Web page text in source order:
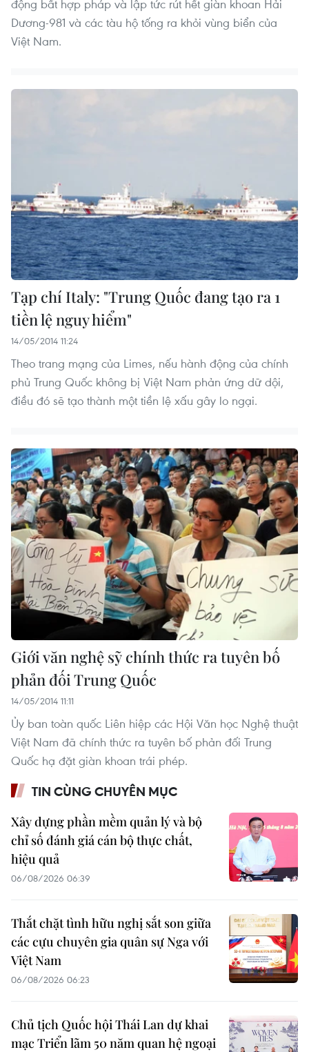
động bất hợp pháp và lập tức rút hết giàn khoan Hải
Dương-981 và các tàu hộ tống ra khỏi vùng biển của
Việt Nam.
Tạp chí Italy: "Trung Quốc đang tạo ra 1
tiền lệ nguy hiểm"
14/05/2014 11:24
Theo trang mạng của Limes, nếu hành động của chính
phủ Trung Quốc không bị Việt Nam phản ứng dữ dội,
điều đó sẽ tạo thành một tiền lệ xấu gây lo ngại.
Giới văn nghệ sỹ chính thức ra tuyên bố
phản đối Trung Quốc
14/05/2014 11:11
Ủy ban toàn quốc Liên hiệp các Hội Văn học Nghệ thuật
Việt Nam đã chính thức ra tuyên bố phản đối Trung
Quốc hạ đặt giàn khoan trái phép.
TIN CÙNG CHUYÊN MỤC
Xây dựng phần mềm quản lý và bộ
chỉ số đánh giá cán bộ thực chất,
hiệu quả
06/08/2026 06:39
Thắt chặt tình hữu nghị sắt son giữa
các cựu chuyên gia quân sự Nga với
Việt Nam
06/08/2026 06:23
Chủ tịch Quốc hội Thái Lan dự khai
mạc Triển lãm 50 năm quan hệ ngoại